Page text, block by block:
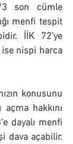
son cümle
menfi tespit
İİK 72’ye
ise nispi harca
hakkını
dayalı menfi
dava açabilir.